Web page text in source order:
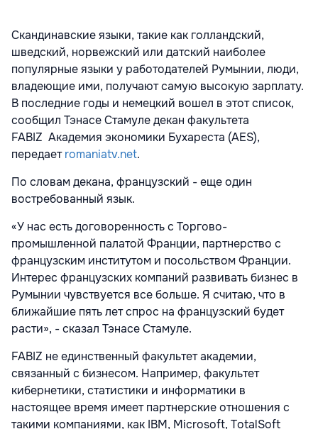
Скандинавские языки, такие как голландский,
шведский, норвежский или датский наиболее
популярные языки у работодателей Румынии, люди,
владеющие ими, получают самую высокую зарплату.
В последние годы и немецкий вошел в этот список,
сообщил Тэнасе Стамуле декан факультета
FABIZ Академия экономики Бухареста (AES),
передаетromaniatv.net.
По словам декана, французский - еще один
востребованный язык.
«У нас есть договоренность с Торгово-
промышленной палатой Франции, партнерство с
французским институтом и посольством Франции.
Интерес французских компаний развивать бизнес в
Румынии чувствуется все больше. Я считаю, что в
ближайшие пять лет спрос на французский будет
расти», - сказал Тэнасе Стамуле.
FABIZ не единственный факультет академии,
связанный с бизнесом. Например, факультет
кибернетики, статистики и информатики в
настоящее время имеет партнерские отношения с
такими компаниями, как IBM, Microsoft, TotalSoft